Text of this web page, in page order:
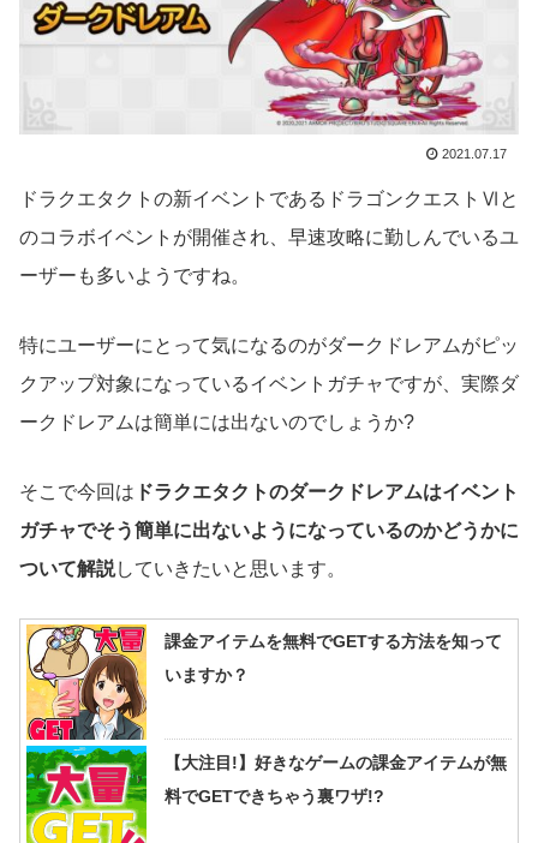
2021.07.17
ドラクエタクトの新イベントであるドラゴンクエストⅥと
のコラボイベントが開催され、早速攻略に勤しんでいるユ
ーザーも多いようですね。
特にユーザーにとって気になるのがダークドレアムがピッ
クアップ対象になっているイベントガチャですが、実際ダ
ークドレアムは簡単には出ないのでしょうか?
そこで今回は ドラクエタクトのダークドレアムはイベント
ガチャでそう簡単に出ないようになっているのかどうかに
ついて解説していきたいと思います。
課金アイテムを無料でGETする方法を知って
いますか？
【大注目!】好きなゲームの課金アイテムが無
料でGETできちゃう裏ワザ!?